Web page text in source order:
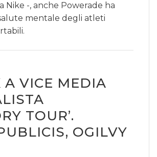
Nike -, anche Powerade ha
mentale degli atleti
A VICE MEDIA
TOUR’.
OGILVY